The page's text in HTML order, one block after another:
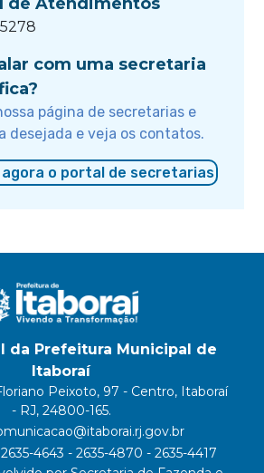
com uma secretaria
página de secretarias e
desejada e veja os contatos.
agora o portal de secretarias
da Prefeitura Municipal de
Itaboraí
Peixoto, 97 - Centro, Itaboraí
- RJ, 24800-165.
2635-4643 - 2635-4870 - 2635-4417